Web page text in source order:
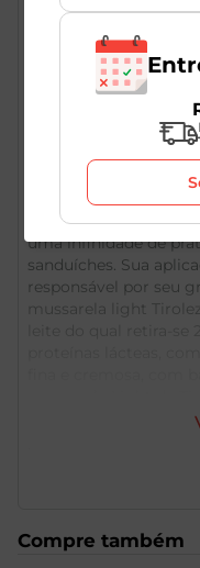
LIGHT
Descrição do
É um produto
uma infinidade de
sanduíches. Sua
responsável por seu
mussarela light
próximo ao do
Compre também